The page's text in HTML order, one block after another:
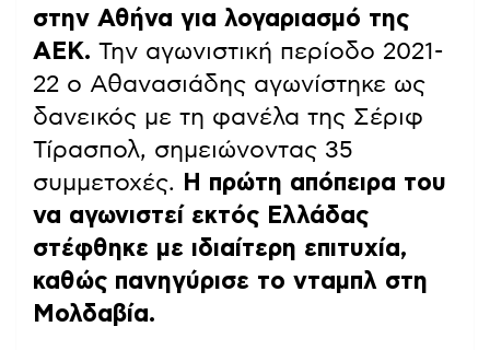
στην Αθήνα για λογαριασμό της
ΑΕΚ. Την αγωνιστική περίοδο 2021-
22 ο Αθανασιάδης αγωνίστηκε ως
δανεικός με τη φανέλα της Σέριφ
Τίρασπολ, σημειώνοντας 35
συμμετοχές.
Η πρώτη απόπειρα του
να αγωνιστεί εκτός Ελλάδας
στέφθηκε με ιδιαίτερη επιτυχία,
καθώς πανηγύρισε το νταμπλ στη
Μολδαβία.